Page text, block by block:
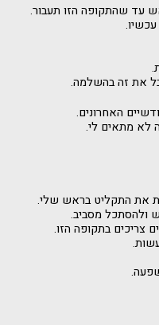
עד שהתקופה הזו תעבור.
את זה בהשלמה.
האחרונים.
לא מתאים לי.
את התקליט בראש שלי.
ולהסתכל מסביב.
צריכים בתקופה הזו.